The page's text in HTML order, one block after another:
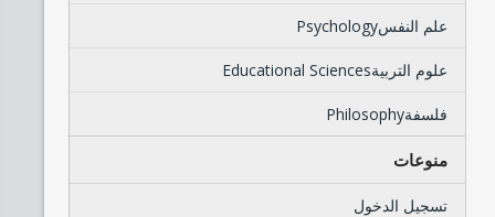
علم النفسPsychology
علوم التربيةEducational Sciences
فلسفةPhilosophy
منوعات
تسجيل الدخول